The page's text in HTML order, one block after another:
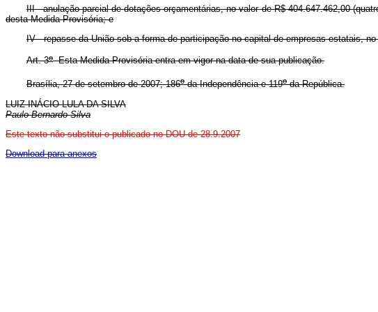
III - anulação parcial de dotações orçamentárias, no valor de R$ 404.647.462,00
desta Medida Provisória; e
IV - repasse da União sob a forma de participação no capital de empresas estatais,
Art. 3oEsta Medida Provisória entra em vigor na data de sua publicação.
Brasília, 27 de setembro de 2007; 186oda Independência e 119oda República.
LUIZ INÁCIO LULA DA SILVA
Paulo Bernardo Silva
Este texto não substitui o publicado no DOU de 28.9.2007
Download para anexos